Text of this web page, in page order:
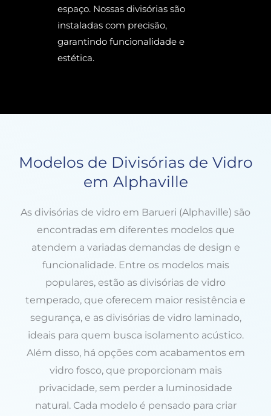
espaço. Nossas divisórias são
instaladas com precisão,
garantindo funcionalidade e
estética.
Modelos de Divisórias de Vidro
em Alphaville
As divisórias de vidro em Barueri (Alphaville) são
encontradas em diferentes modelos que
atendem a variadas demandas de design e
funcionalidade. Entre os modelos mais
populares, estão as divisórias de vidro
temperado, que oferecem maior resistência e
segurança, e as divisórias de vidro laminado,
ideais para quem busca isolamento acústico.
Além disso, há opções com acabamentos em
vidro fosco, que proporcionam mais
privacidade, sem perder a luminosidade
natural. Cada modelo é pensado para criar